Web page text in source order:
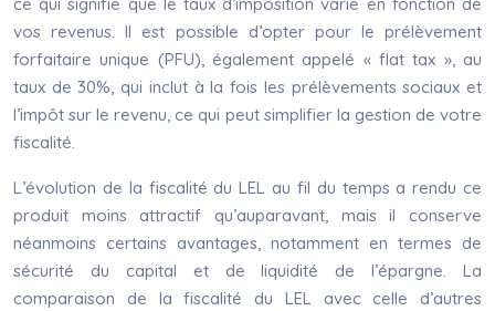
ce qui signifie que le taux d’imposition varie en fonction de
vos revenus. Il est possible d’opter pour le prélèvement
forfaitaire unique (PFU), également appelé « flat tax », au
taux de 30%, qui inclut à la fois les prélèvements sociaux et
l’impôt sur le revenu, ce qui peut simplifier la gestion de votre
fiscalité.
L’évolution de la fiscalité du LEL au fil du temps a rendu ce
produit moins attractif qu’auparavant, mais il conserve
néanmoins certains avantages, notamment en termes de
sécurité du capital et de liquidité de l’épargne. La
comparaison de la fiscalité du LEL avec celle d’autres